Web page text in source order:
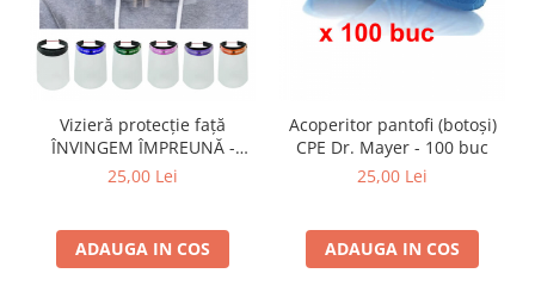
Vizieră protecție față
ÎNVINGEM ÎMPREUNĂ -
NEAGRĂ
25,00 Lei
ADAUGA IN COS
Acoperitor pantofi (botoși)
CPE Dr. Mayer - 100 buc
25,00 Lei
ADAUGA IN COS